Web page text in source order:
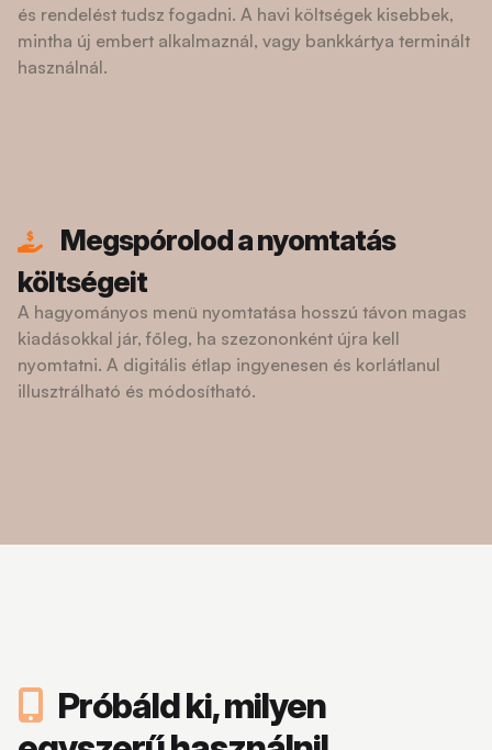
és rendelést tudsz fogadni. A havi költségek kisebbek,
mintha új embert alkalmaznál, vagy bankkártya terminált
használnál.
Megspórolod a nyomtatás
költségeit
A hagyományos menü nyomtatása hosszú távon magas
kiadásokkal jár, főleg, ha szezononként újra kell
nyomtatni. A digitális étlap ingyenesen és korlátlanul
illusztrálható és módosítható.
Próbáld ki, milyen